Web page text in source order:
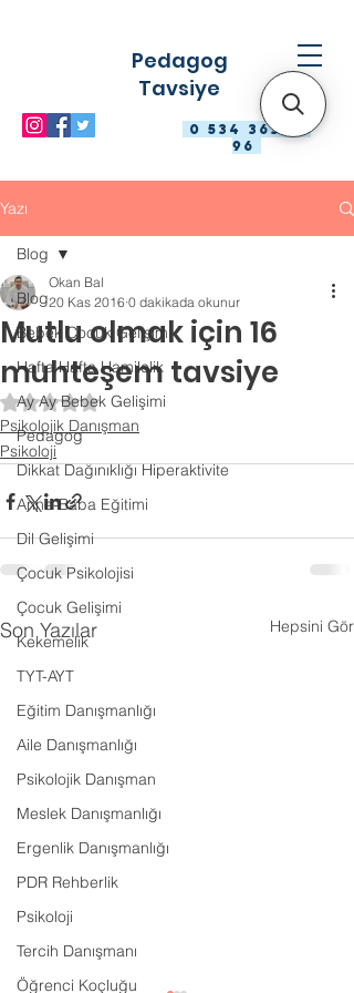
0 534 363 98
96
Pedagog
Tavsiye
Yazı
Blog
Bebek Çocuk Gelişimi
Hafta Hafta Hamilelik
Ay Ay Bebek Gelişimi
Pedagog
Dikkat Dağınıklığı Hiperaktivite
Anne-Baba Eğitimi
Dil Gelişimi
Çocuk Psikolojisi
Çocuk Gelişimi
Kekemelik
TYT-AYT
Eğitim Danışmanlığı
Aile Danışmanlığı
Psikolojik Danışman
Meslek Danışmanlığı
Ergenlik Danışmanlığı
PDR Rehberlik
Psikoloji
Tercih Danışmanı
Öğrenci Koçluğu
Blog
Mutlu olmak için 16
muhteşem tavsiye
Okan Bal
20 Kas 2016 0 dakikada okunur
5 üzerinden NaN yıldız
Psikolojik Danışman
Psikoloji
Son Yazılar Hepsini Gör